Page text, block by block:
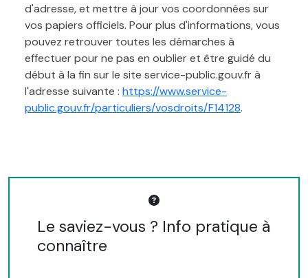
d'adresse, et mettre à jour vos coordonnées sur
vos papiers officiels. Pour plus d'informations, vous
pouvez retrouver toutes les démarches à
effectuer pour ne pas en oublier et être guidé du
début à la fin sur le site service-public.gouv.fr à
l'adresse suivante : https://www.service-
public.gouv.fr/particuliers/vosdroits/F14128.
Le saviez-vous ? Info pratique à
connaître